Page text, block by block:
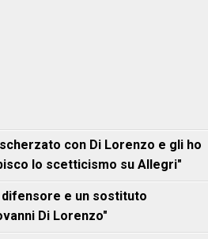
con Di Lorenzo e gli ho
lo scetticismo su Allegri"
difensore e un sostituto
Di Lorenzo"